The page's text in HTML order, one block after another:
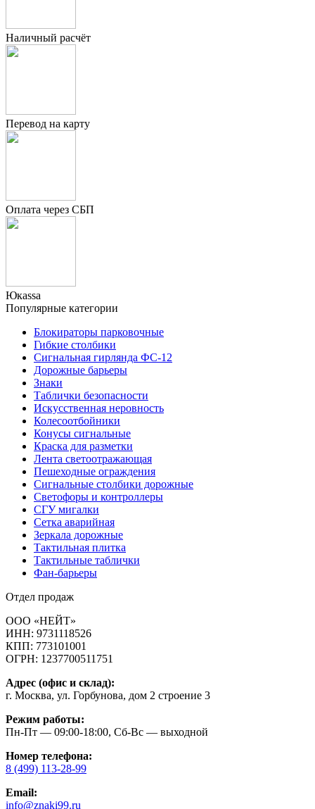
Наличный расчёт
Перевод на карту
Оплата через СБП
Юкаssа
Популярные категории
Блокираторы парковочные
Гибкие столбики
Сигнальная гирлянда ФС-12
Дорожные барьеры
Знаки
Таблички безопасности
Искусственная неровность
Колесоотбойники
Конусы сигнальные
Краска для разметки
Лента светоотражающая
Пешеходные ограждения
Сигнальные столбики дорожные
Светофоры и контроллеры
СГУ мигалки
Cетка аварийная
Зеркала дорожные
Тактильная плитка
Тактильные таблички
Фан-барьеры
Отдел продаж
ООО «НЕЙТ»
ИНН: 9731118526
КПП: 773101001
ОГРН: 1237700511751
Адрес (офис и склад):
г. Москва, ул. Горбунова, дом 2 строение 3
Режим работы:
Пн-Пт — 09:00-18:00, Сб-Вс — выходной
Номер телефона:
8 (499) 113-28-99
Email:
info@znaki99.ru